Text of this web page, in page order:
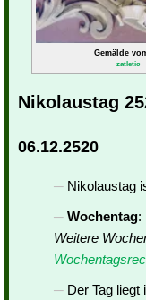
Gemälde
zatletic -
Nikolaustag
06.12.2520
Nikolaustag
Wochentag:
Weitere
Der Tag liegt